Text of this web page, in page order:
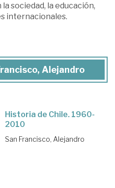
sociedad, la educación,
internacionales.
Alejandro
Historia de Chile. 1960-
2010
San Francisco, Alejandro